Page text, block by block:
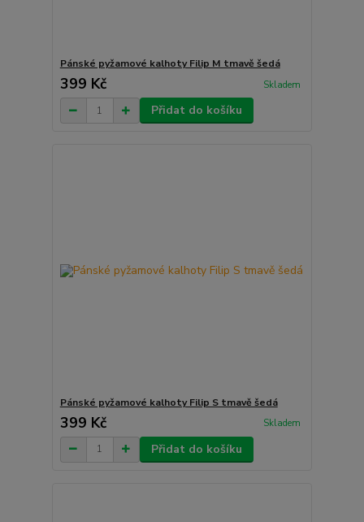
Pánské pyžamové kalhoty Filip M tmavě šedá
399 Kč Skladem
Přidat do košíku
Pánské pyžamové kalhoty Filip S tmavě šedá
399 Kč Skladem
Přidat do košíku